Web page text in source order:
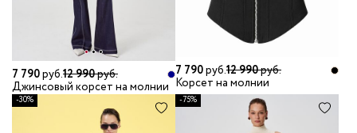
7 790руб.12 990руб.
Джинсовый корсет на молнии
7 790руб.12 990руб.
Корсет на молнии
-30% -75%